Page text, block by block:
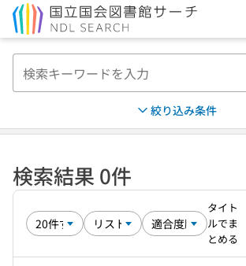
絞り込み条件
検索結果 0件
タイト
ルでま
とめる